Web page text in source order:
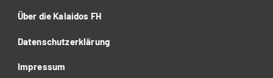
Über die Kalaidos FH
Datenschutzerklärung
Impressum